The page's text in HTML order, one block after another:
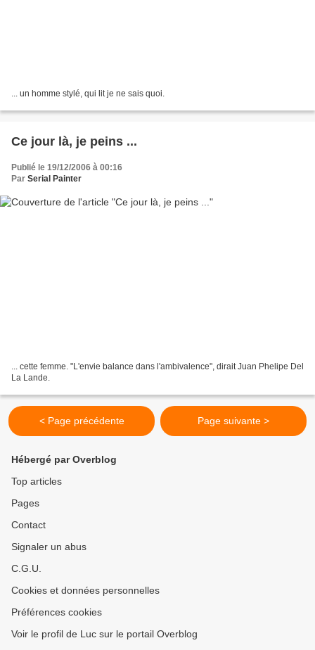
... un homme stylé, qui lit je ne sais quoi.
Ce jour là, je peins ...
Publié le 19/12/2006 à 00:16
Par Serial Painter
... cette femme. "L'envie balance dans l'ambivalence", dirait Juan Phelipe Del
La Lande.
< Page précédente Page suivante >
Hébergé par Overblog
Top articles
Pages
Contact
Signaler un abus
C.G.U.
Cookies et données personnelles
Préférences cookies
Voir le profil de Luc sur le portail Overblog